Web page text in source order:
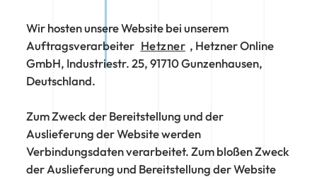
Wir hosten unsere Website bei unserem
Auftragsverarbeiter Hetzner , Hetzner Online
GmbH, Industriestr. 25, 91710 Gunzenhausen,
Deutschland.
Zum Zweck der Bereitstellung und der
Auslieferung der Website werden
Verbindungsdaten verarbeitet. Zum bloßen Zweck
der Auslieferung und Bereitstellung der Website